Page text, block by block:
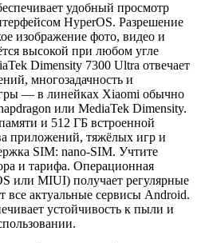
удобный просмотр
HyperOS. Разрешение
изображение фото, видео и
высокой при любом угле
Dimensity 7300 Ultra отвечает
многозадачность и
— в линейках Xiaomi обычно
или MediaTek Dimensity.
и 512 ГБ встроенной
приложений, тяжёлых игр и
SIM: nano-SIM. Учтите
и тарифа. Операционная
или MIUI) получает регулярные
все актуальные сервисы Android.
устойчивость к пыли и